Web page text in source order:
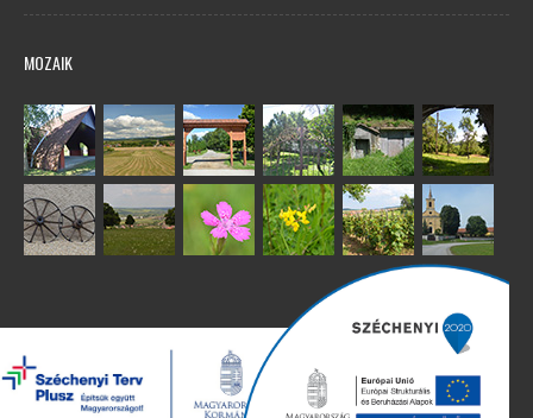
MOZAIK
Copyright 2022. Minden jog fenntartva. – Készítette: